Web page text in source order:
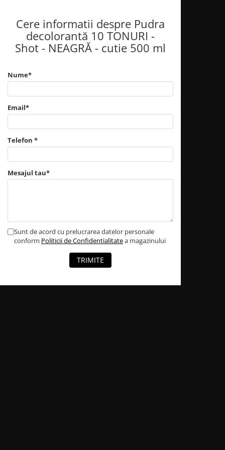
Cere informatii despre Pudra
decolorantă 10 TONURI -
Shot - NEAGRĂ - cutie 500 ml
Nume*
Email*
Telefon *
Mesajul tau*
Sunt de acord cu prelucrarea datelor personale
conform Politicii de Confidentialitatea magazinului
TRIMITE